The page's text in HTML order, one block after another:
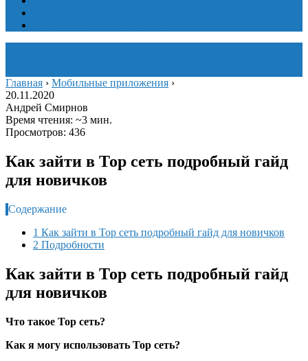
Главная › Мобильные приложения ›
20.11.2020
Андрей Смирнов
Время чтения: ~3 мин.
Просмотров: 436
Как зайти в Тор сеть подробный гайд
для новичков
Содержание
1 Как зайти в Тор сеть подробный гайд для новичков
2 Подробности
Как зайти в Тор сеть подробный гайд
для новичков
Что такое Тор сеть?
Как я могу использовать Тор сеть?